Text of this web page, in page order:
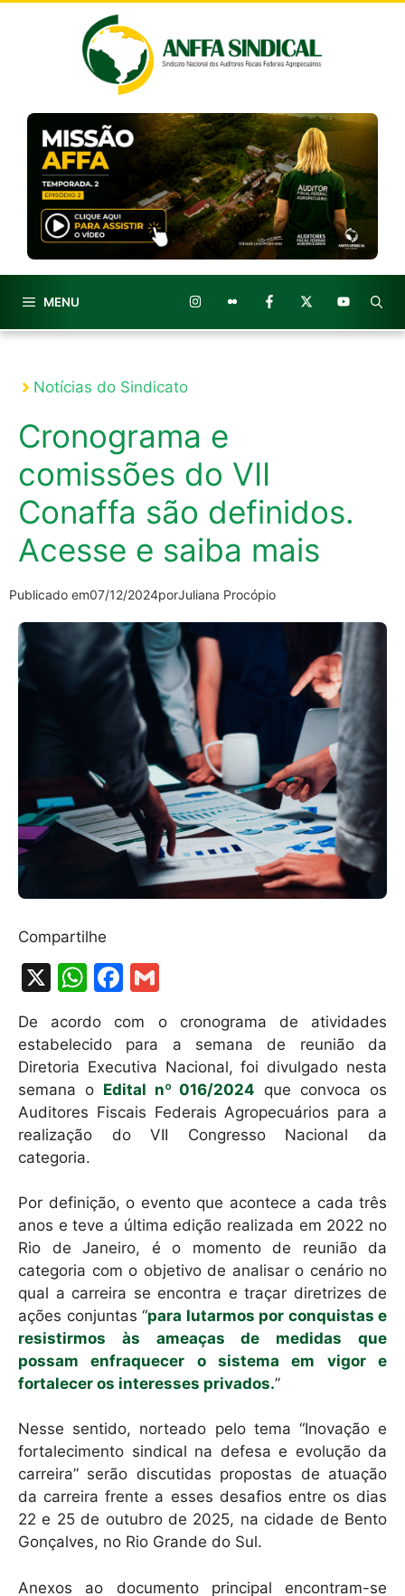
MENU
Notícias do Sindicato
Cronograma e
comissões do VII
Conaffa são definidos.
Acesse e saiba mais
Publicado em07/12/2024porJuliana Procópio
Compartilhe
X
W
h
at
s
A
p
p
F
c
e
b
o
o
ai
De acordo com o cronograma de atividades
estabelecido para a semana de reunião da
Diretoria Executiva Nacional, foi divulgado nesta
semana o Edital nº 016/2024 que convoca os
Auditores Fiscais Federais Agropecuários para a
realização do VII Congresso Nacional da
categoria.
Por definição, o evento que acontece a cada três
anos e teve a última edição realizada em 2022 no
Rio de Janeiro, é o momento de reunião da
categoria com o objetivo de analisar o cenário no
qual a carreira se encontra e traçar diretrizes de
ações conjuntas “para lutarmos por conquistas e
resistirmos às ameaças de medidas que
possam enfraquecer o sistema em vigor e
fortalecer os interesses privados.”
Nesse sentido, norteado pelo tema “Inovação e
fortalecimento sindical na defesa e evolução da
carreira” serão discutidas propostas de atuação
da carreira frente a esses desafios entre os dias
22 e 25 de outubro de 2025, na cidade de Bento
Gonçalves, no Rio Grande do Sul.
Anexos ao documento principal encontram-se